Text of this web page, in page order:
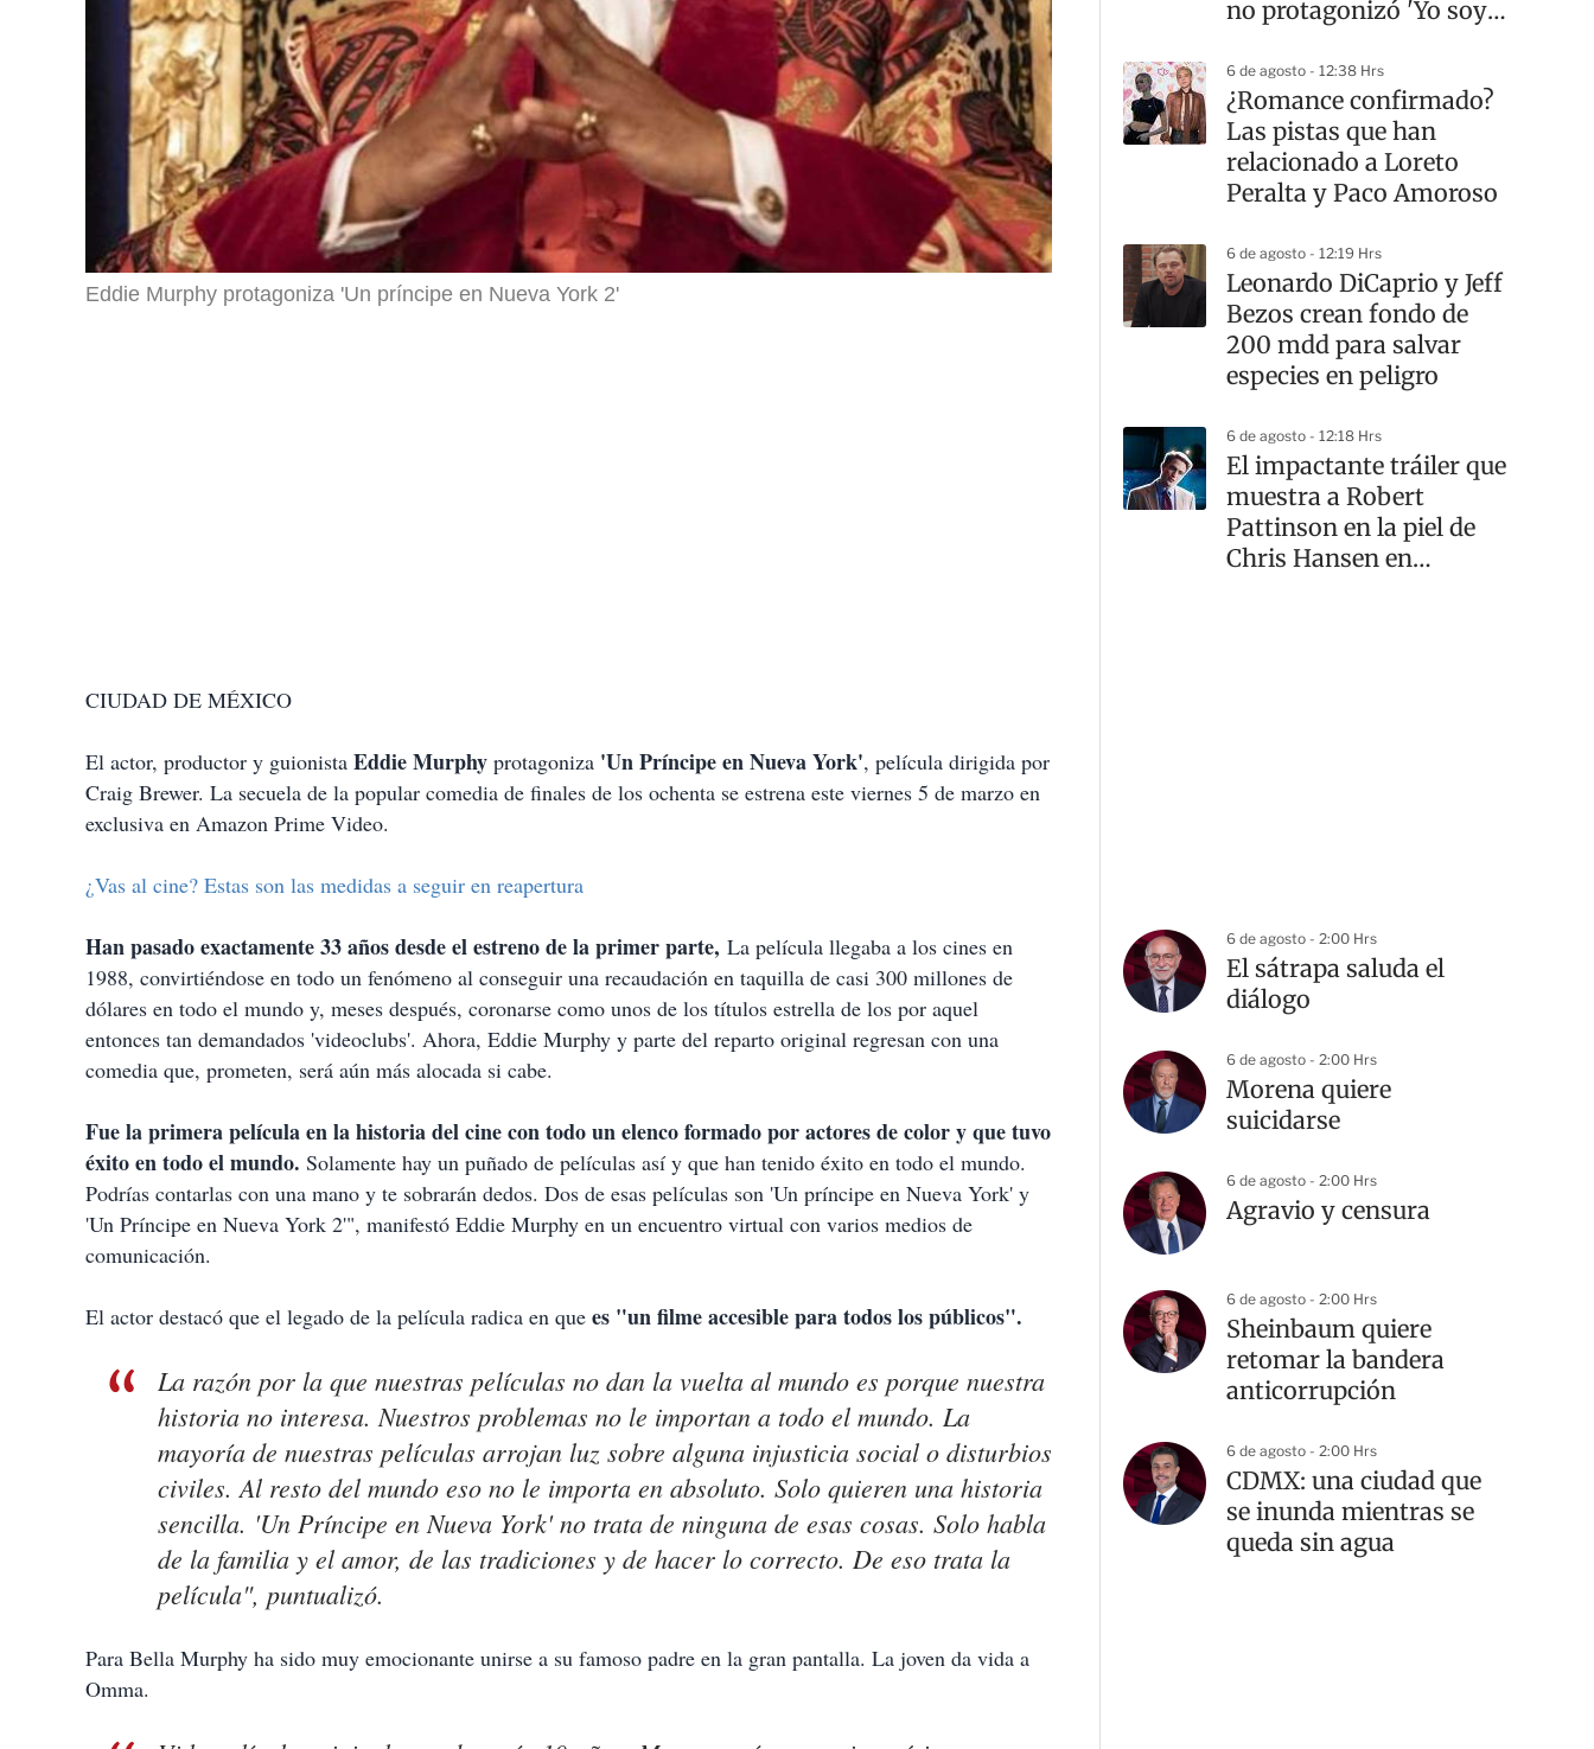
Eddie Murphy protagoniza 'Un príncipe en Nueva York 2'
CIUDAD DE MÉXICO
El actor, productor y guionista Eddie Murphy protagoniza 'Un Príncipe en Nueva York', película dirigida por
Craig Brewer. La secuela de la popular comedia de finales de los ochenta se estrena este viernes 5 de marzo en
exclusiva en Amazon Prime Video.
¿Vas al cine? Estas son las medidas a seguir en reapertura
Han pasado exactamente 33 años desde el estreno de la primer parte, La película llegaba a los cines en
1988, convirtiéndose en todo un fenómeno al conseguir una recaudación en taquilla de casi 300 millones de
dólares en todo el mundo y, meses después, coronarse como unos de los títulos estrella de los por aquel
entonces tan demandados 'videoclubs'. Ahora, Eddie Murphy y parte del reparto original regresan con una
comedia que, prometen, será aún más alocada si cabe.
Fue la primera película en la historia del cine con todo un elenco formado por actores de color y que tuvo
éxito en todo el mundo. Solamente hay un puñado de películas así y que han tenido éxito en todo el mundo.
Podrías contarlas con una mano y te sobrarán dedos. Dos de esas películas son 'Un príncipe en Nueva York' y
'Un Príncipe en Nueva York 2'", manifestó Eddie Murphy en un encuentro virtual con varios medios de
comunicación.
El actor destacó que el legado de la película radica en que es "un filme accesible para todos los públicos".
La razón por la que nuestras películas no dan la vuelta al mundo es porque nuestra
historia no interesa. Nuestros problemas no le importan a todo el mundo. La
mayoría de nuestras películas arrojan luz sobre alguna injusticia social o disturbios
civiles. Al resto del mundo eso no le importa en absoluto. Solo quieren una historia
sencilla. 'Un Príncipe en Nueva York' no trata de ninguna de esas cosas. Solo habla
de la familia y el amor, de las tradiciones y de hacer lo correcto. De eso trata la
película", puntualizó.
Para Bella Murphy ha sido muy emocionante unirse a su famoso padre en la gran pantalla. La joven da vida a
Omma.
no protagonizó 'Yo soy
6 de agosto - 12:38 Hrs
¿Romance confirmado?
Las pistas que han
relacionado a Loreto
Peralta y Paco Amoroso
6 de agosto - 12:19 Hrs
Leonardo DiCaprio y Jeff
Bezos crean fondo de
200 mdd para salvar
especies en peligro
6 de agosto - 12:18 Hrs
El impactante tráiler que
muestra a Robert
Pattinson en la piel de
Chris Hansen en
6 de agosto - 2:00 Hrs
El sátrapa saluda el
diálogo
6 de agosto - 2:00 Hrs
Morena quiere
suicidarse
6 de agosto - 2:00 Hrs
Agravio y censura
6 de agosto - 2:00 Hrs
Sheinbaum quiere
retomar la bandera
anticorrupción
6 de agosto - 2:00 Hrs
CDMX: una ciudad que
se inunda mientras se
queda sin agua